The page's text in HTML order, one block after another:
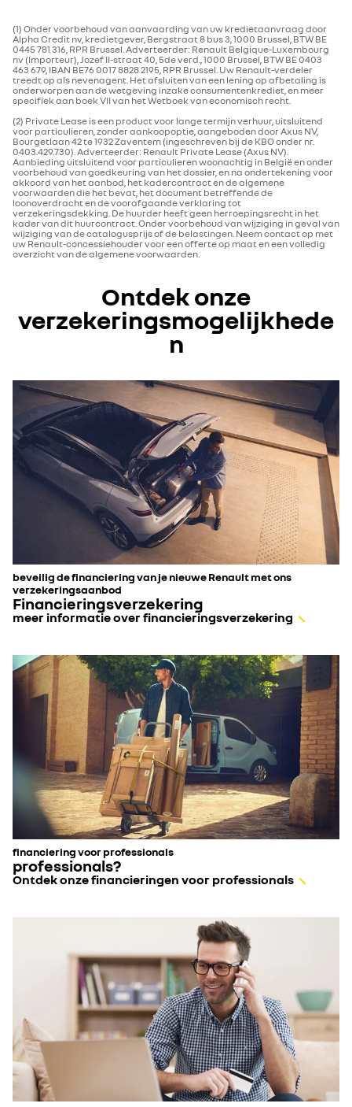
(1) Onder voorbehoud van aanvaarding van uw kredietaanvraag door
Alpha Credit nv, kredietgever, Bergstraat 8 bus 3, 1000 Brussel, BTW BE
0445 781 316, RPR Brussel. Adverteerder: Renault Belgique-Luxembourg
nv (Importeur), Jozef II-straat 40, 5de verd., 1000 Brussel, BTW BE 0403
463 679, IBAN BE76 0017 8828 2195, RPR Brussel. Uw Renault-verdeler
treedt op als nevenagent. Het afsluiten van een lening op afbetaling is
onderworpen aan de wetgeving inzake consumentenkrediet, en meer
specifiek aan boek VII van het Wetboek van economisch recht.
(2) Private Lease is een product voor lange termijn verhuur, uitsluitend
voor particulieren, zonder aankoopoptie, aangeboden door Axus NV,
Bourgetlaan 42 te 1932 Zaventem (ingeschreven bij de KBO onder nr.
0403.429.730). Adverteerder: Renault Private Lease (Axus NV).
Aanbieding uitsluitend voor particulieren woonachtig in België en onder
voorbehoud van goedkeuring van het dossier, en na ondertekening voor
akkoord van het aanbod, het kadercontract en de algemene
voorwaarden die het bevat, het document betreffende de
loonoverdracht en de voorafgaande verklaring tot
verzekeringsdekking. De huurder heeft geen herroepingsrecht in het
kader van dit huurcontract. Onder voorbehoud van wijziging in geval van
wijziging van de catalogusprijs of de belastingen. Neem contact op met
uw Renault-concessiehouder voor een offerte op maat en een volledig
overzicht van de algemene voorwaarden.
Ontdek onze
verzekeringsmogelijkhede
n
beveilig de financiering van je nieuwe Renault met ons
verzekeringsaanbod
Financieringsverzekering
meer informatie over financieringsverzekering
financiering voor professionals
professionals?
Ontdek onze financieringen voor professionals